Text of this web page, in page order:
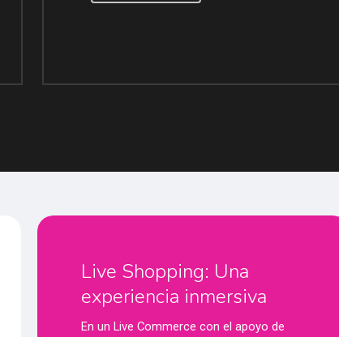
Live Shopping: Una
experiencia inmersiva
En un Live Commerce con el apoyo de